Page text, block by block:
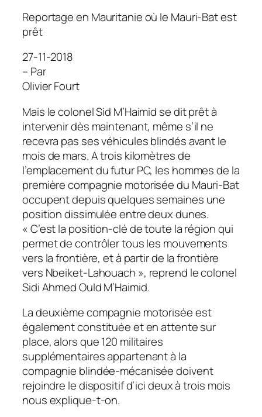
Reportage en Mauritanie où le Mauri-Bat est
prêt
27-11-2018
– Par
Olivier Fourt
Mais le colonel Sid M’Haimid se dit prêt à
intervenir dès maintenant, même s’il ne
recevra pas ses véhicules blindés avant le
mois de mars. A trois kilomètres de
l’emplacement du futur PC, les hommes de la
première compagnie motorisée du Mauri-Bat
occupent depuis quelques semaines une
position dissimulée entre deux dunes.
«C’est la position-clé de toute la région qui
permet de contrôler tous les mouvements
vers la frontière, et à partir de la frontière
vers Nbeiket-Lahouach », reprend le colonel
Sidi Ahmed Ould M’Haimid.
La deuxième compagnie motorisée est
également constituée et en attente sur
place, alors que 120 militaires
supplémentaires appartenant à la
compagnie blindée-mécanisée doivent
rejoindre le dispositif d’ici deux à trois mois
nous explique-t-on.